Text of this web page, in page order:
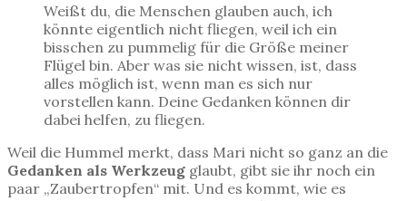
Weißt du, die Menschen glauben auch, ich
könnte eigentlich nicht fliegen, weil ich ein
bisschen zu pummelig für die Größe meiner
Flügel bin. Aber was sie nicht wissen, ist, dass
alles möglich ist, wenn man es sich nur
vorstellen kann. Deine Gedanken können dir
dabei helfen, zu fliegen.
Weil die Hummel merkt, dass Mari nicht so ganz an die
Gedanken als Werkzeug glaubt, gibt sie ihr noch ein
paar „Zaubertropfen“ mit. Und es kommt, wie es